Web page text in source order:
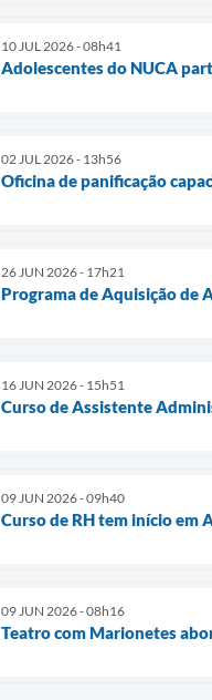
10 JUL 2026 - 08h41
Adolescentes do NUCA
02 JUL 2026 - 13h56
Oficina de panificação
26 JUN 2026 - 17h21
Programa de Aquisição de
16 JUN 2026 - 15h51
Curso de Assistente
09 JUN 2026 - 09h40
Curso de RH tem início em
09 JUN 2026 - 08h16
Teatro com Marionetes